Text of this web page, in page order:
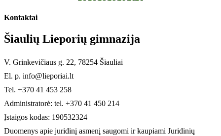
Kontaktai
Šiaulių Lieporių gimnazija
V. Grinkevičiaus g. 22, 78254 Šiauliai
El. p. info@lieporiai.lt
Tel. +370 41 453 258
Administratorė: tel. +370 41 450 214
Įstaigos kodas: 190532324
Duomenys apie juridinį asmenį saugomi ir kaupiami Juridinių